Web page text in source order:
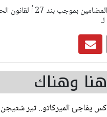
وهناك
يفاجئ الميركاتو.. تير